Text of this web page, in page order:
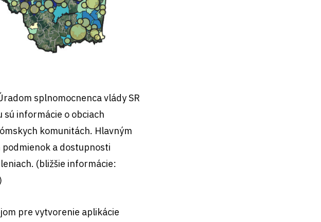
splnomocnenca vlády SR
informácie o obciach
komunitách. Hlavným
a dostupnosti
(bližšie informácie:
pre vytvorenie aplikácie